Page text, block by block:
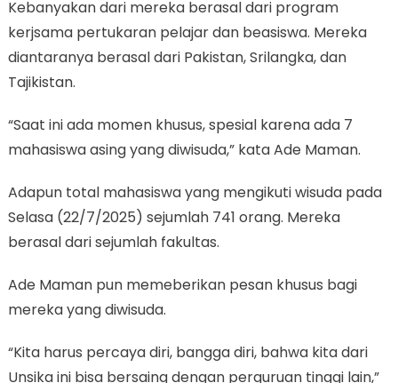
Kebanyakan dari mereka berasal dari program
kerjsama pertukaran pelajar dan beasiswa. Mereka
diantaranya berasal dari Pakistan, Srilangka, dan
Tajikistan.
“Saat ini ada momen khusus, spesial karena ada 7
mahasiswa asing yang diwisuda,” kata Ade Maman.
Adapun total mahasiswa yang mengikuti wisuda pada
Selasa (22/7/2025) sejumlah 741 orang. Mereka
berasal dari sejumlah fakultas.
Ade Maman pun memeberikan pesan khusus bagi
mereka yang diwisuda.
“Kita harus percaya diri, bangga diri, bahwa kita dari
Unsika ini bisa bersaing dengan perguruan tinggi lain,”